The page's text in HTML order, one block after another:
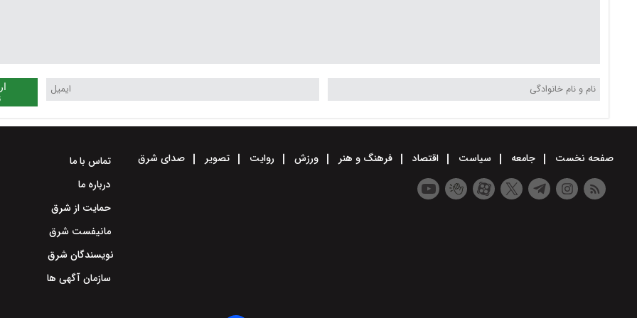
صفحه نخست جامعه سیاست اقتصاد فرهنگ و هنر ورزش روایت تصویر صدای شرق
تماس با ما
درباره ما
حمایت از شرق
مانیفست شرق
نویسندگان شرق
سازمان آگهی ها